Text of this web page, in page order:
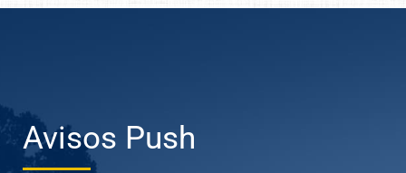
Avisos Push